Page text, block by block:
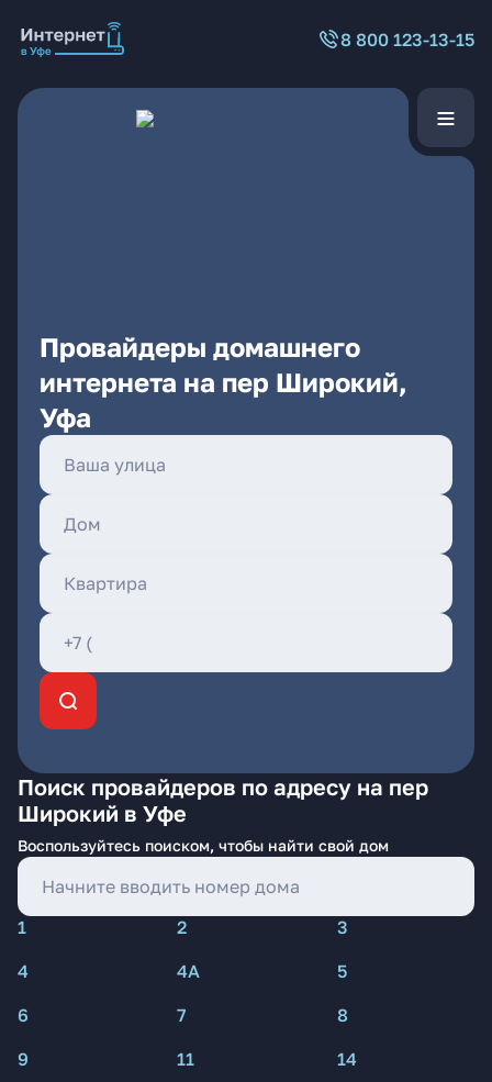
8 800 123-13-15
Провайдеры домашнего
интернета на пер Широкий,
Уфа
Поиск провайдеров по адресу на пер
Широкий в Уфе
Воспользуйтесь поиском, чтобы найти свой дом
1 2
3
4
4А
5
6
7
8
9
11
14